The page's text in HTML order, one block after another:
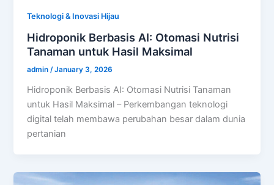
Teknologi & Inovasi Hijau
Hidroponik Berbasis AI: Otomasi Nutrisi
Tanaman untuk Hasil Maksimal
admin/January 3, 2026
Hidroponik Berbasis AI: Otomasi Nutrisi Tanaman
untuk Hasil Maksimal – Perkembangan teknologi
digital telah membawa perubahan besar dalam dunia
pertanian